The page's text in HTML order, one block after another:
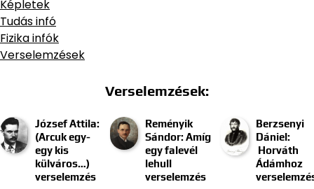
Képletek
Tudás infó
Fizika infók
Verselemzések
Verselemzések:
József Attila:
(Arcuk egy-
egy kis
külváros…)
verselemzés
Reményik
Sándor: Amíg
egy falevél
lehull
verselemzés
Berzsenyi
Dániel:
Horváth
Ádámhoz